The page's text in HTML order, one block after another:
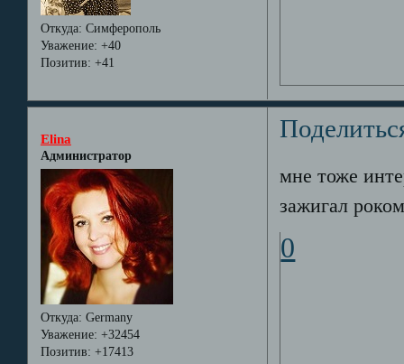
Откуда: Симферополь
Уважение: +40
Позитив: +41
Elina
Администратор
Откуда: Germany
Уважение: +32454
Позитив: +17413
мне тоже
зажигал
0